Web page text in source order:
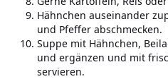
Hähnchen auseinander
und Pfeffer abschmecken.
Suppe mit Hähnchen,
und ergänzen und mit
servieren.